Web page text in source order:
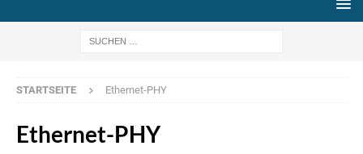
STARTSEITE Ethernet-PHY
Ethernet-PHY